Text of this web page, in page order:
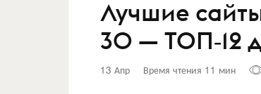
Лучшие
30 — ТОП‑12
13 Апр Время чтения 11 мин